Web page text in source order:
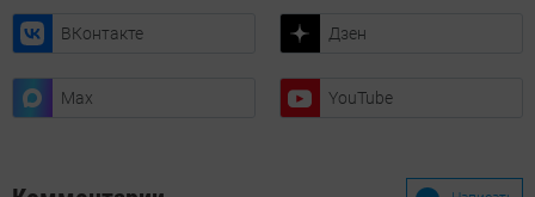
ВКонтакте Дзен
Max YouTube